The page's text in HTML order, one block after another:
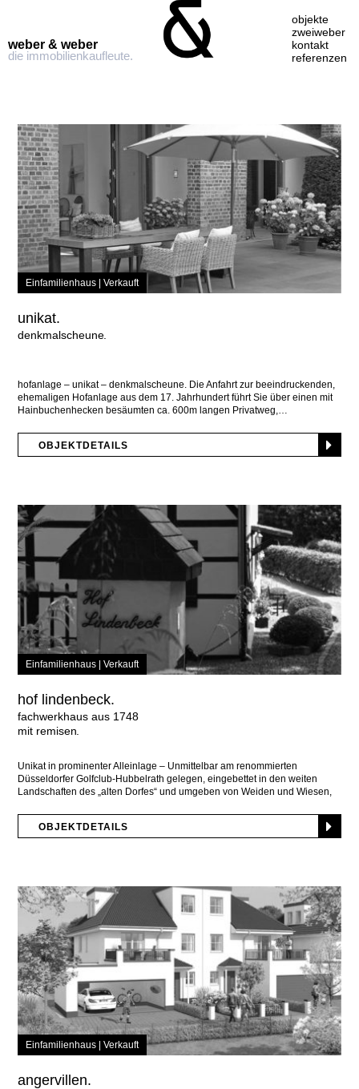
content
weber & weber
die immobilienkaufleute.
objekte
zweiweber
kontakt
referenzen
Einfamilienhaus | Verkauft
unikat.
denkmalscheune
hofanlage – unikat – denkmalscheune. Die Anfahrt zur beeindruckenden,
ehemaligen Hofanlage aus dem 17. Jahrhundert führt Sie über einen mit
Hainbuchenhecken besäumten ca. 600m langen Privatweg,
OBJEKTDETAILS
Einfamilienhaus | Verkauft
hof lindenbeck.
fachwerkhaus aus 1748
mit remisen
Unikat in prominenter Alleinlage – Unmittelbar am renommierten
Düsseldorfer Golfclub-Hubbelrath gelegen, eingebettet in den weiten
Landschaften des „alten Dorfes“ und umgeben von Weiden und Wiesen,
OBJEKTDETAILS
Einfamilienhaus | Verkauft
angervillen.